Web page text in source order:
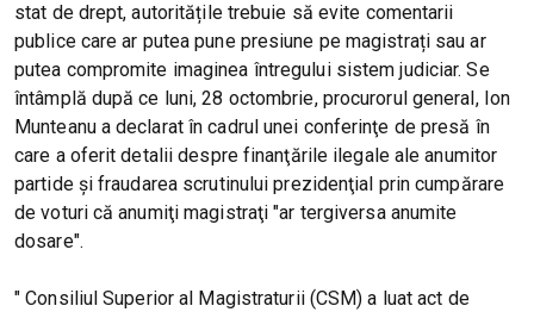
stat de drept, autoritățile trebuie să evite comentarii
publice care ar putea pune presiune pe magistrați sau ar
putea compromite imaginea întregului sistem judiciar. Se
întâmplă după ce luni, 28 octombrie, procurorul general, Ion
Munteanu a declarat în cadrul unei conferinţe de presă în
care a oferit detalii despre finanţările ilegale ale anumitor
partide şi fraudarea scrutinului prezidenţial prin cumpărare
de voturi că anumiţi magistraţi "ar tergiversa anumite
dosare".
" Consiliul Superior al Magistraturii (CSM) a luat act de